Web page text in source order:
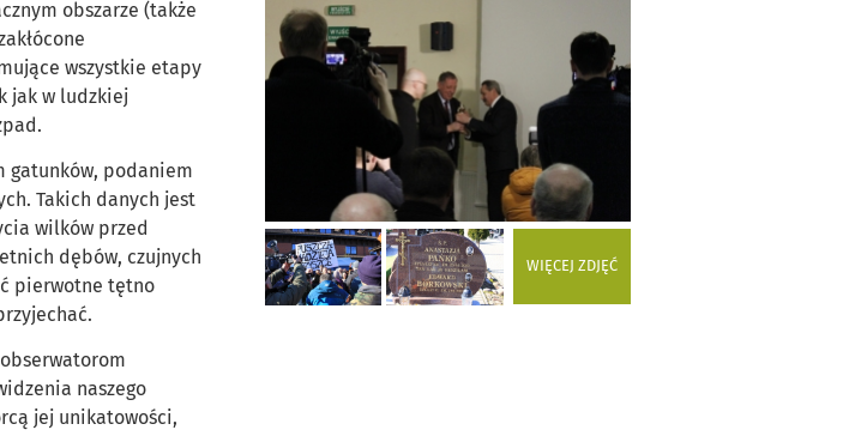
WIĘCEJ ZDJĘĆ
obszarze (także
wszystkie etapy
jak w ludzkiej
gatunków, podaniem
Takich danych jest
wilków przed
dębów, czujnych
pierwotne tętno
naszego
jej unikatowości,